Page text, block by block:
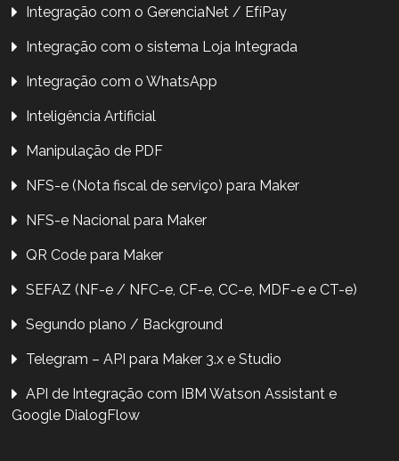
Integração com o GerenciaNet / EfíPay
Integração com o sistema Loja Integrada
Integração com o WhatsApp
Inteligência Artificial
Manipulação de PDF
NFS-e (Nota fiscal de serviço) para Maker
NFS-e Nacional para Maker
QR Code para Maker
SEFAZ (NF-e / NFC-e, CF-e, CC-e, MDF-e e CT-e)
Segundo plano / Background
Telegram – API para Maker 3.x e Studio
API de Integração com IBM Watson Assistant e
Google DialogFlow